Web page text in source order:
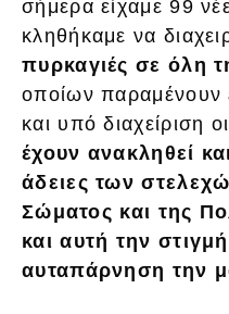
σήμερα είχαμε 99
κληθήκαμε να
πυρκαγιές σε όλη
οποίων παραμένουν
και υπό διαχείριση
έχουν ανακληθεί
άδειες των
Σώματος και της
και αυτή την
αυταπάρνηση την